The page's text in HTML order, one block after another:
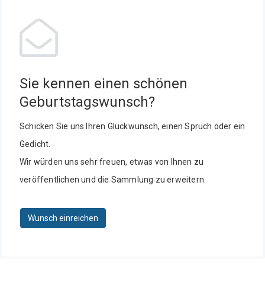
Sie kennen einen schönen
Geburtstagswunsch?
Schicken Sie uns Ihren Glückwunsch, einen Spruch oder ein
Gedicht.
Wir würden uns sehr freuen, etwas von Ihnen zu
veröffentlichen und die Sammlung zu erweitern.
Wunsch einreichen